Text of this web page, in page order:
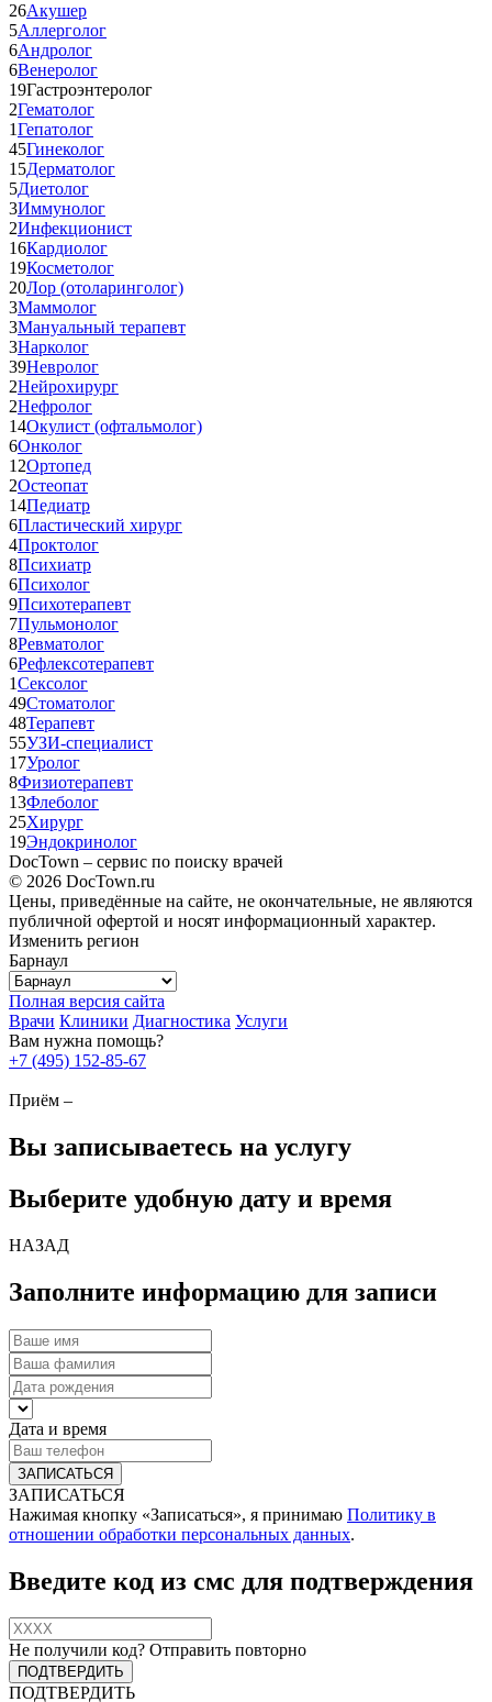
26Акушер
5Аллерголог
6Андролог
6Венеролог
19Гастроэнтеролог
2Гематолог
1Гепатолог
45Гинеколог
15Дерматолог
5Диетолог
3Иммунолог
2Инфекционист
16Кардиолог
19Косметолог
20Лор (отоларинголог)
3Маммолог
3Мануальный терапевт
3Нарколог
39Невролог
2Нейрохирург
2Нефролог
14Окулист (офтальмолог)
6Онколог
12Ортопед
2Остеопат
14Педиатр
6Пластический хирург
4Проктолог
8Психиатр
6Психолог
9Психотерапевт
7Пульмонолог
8Ревматолог
6Рефлексотерапевт
1Сексолог
49Стоматолог
48Терапевт
55УЗИ-специалист
17Уролог
8Физиотерапевт
13Флеболог
25Хирург
19Эндокринолог
DocTown – сервис по поиску врачей
© 2026 DocTown.ru
Цены, приведённые на сайте, не окончательные, не являются
публичной офертой и носят информационный характер.
Изменить регион
Барнаул
Полная версия сайта
Врачи Клиники Диагностика Услуги
Вам нужна помощь?
+7 (495) 152-85-67
Приём –
Вы записываетесь на услугу
Выберите удобную дату и время
НАЗАД
Заполните информацию для записи
Дата и время
ЗАПИСАТЬСЯ
Нажимая кнопку «Записаться», я принимаю Политику в
отношении обработки персональных данных.
Введите код из смс для подтверждения
Не получили код? Отправить повторно
ПОДТВЕРДИТЬ